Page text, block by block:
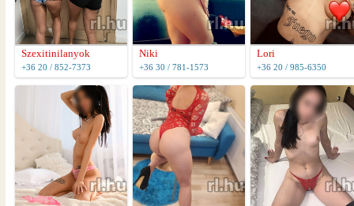
Szexitinilanyok
+36 20 / 852-7373
Niki
+36 30 / 781-1573
Lori
+36 20 / 985-6350